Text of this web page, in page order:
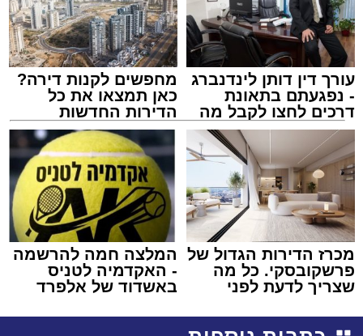
עורך דין דותן לינדנברג
- נפגעתם בתאונת
דרכים לחצו לקבל מה
שמגיע לכם
מחפשים לקנות דירה?
כאן תמצאו את כל
הדירות החדשות
למכירה באשדוד >>>
מכרז הדירות הגדול של
פרשקובסקי. כל מה
שצריך לדעת לפני
באשדוד
המלצה חמה להרשמה
- האקדמיה לטניס
באשדוד של אלפרד